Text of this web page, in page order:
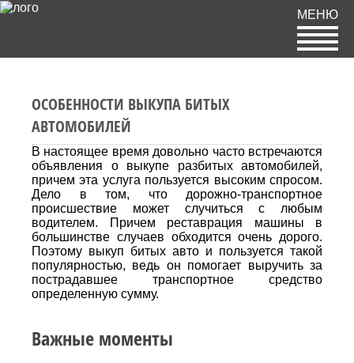
МЕНЮ
ОСОБЕННОСТИ ВЫКУПА БИТЫХ
АВТОМОБИЛЕЙ
В настоящее время довольно часто встречаются
объявления о выкупе разбитых автомобилей,
причем эта услуга пользуется высоким спросом.
Дело в том, что дорожно-транспортное
происшествие может случиться с любым
водителем. Причем реставрация машины в
большинстве случаев обходится очень дорого.
Поэтому выкуп битых авто и пользуется такой
популярностью, ведь он помогает выручить за
пострадавшее транспортное средство
определенную сумму.
Важные моменты